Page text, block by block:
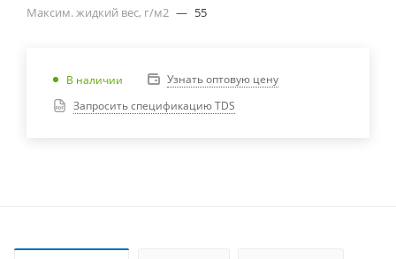
Максим. жидкий вес, г/м2 — 55
В наличии
Узнать оптовую цену
Запросить спецификацию TDS